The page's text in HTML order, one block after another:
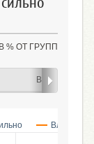
% ОТ ГРУПП
Возраст
Влияют